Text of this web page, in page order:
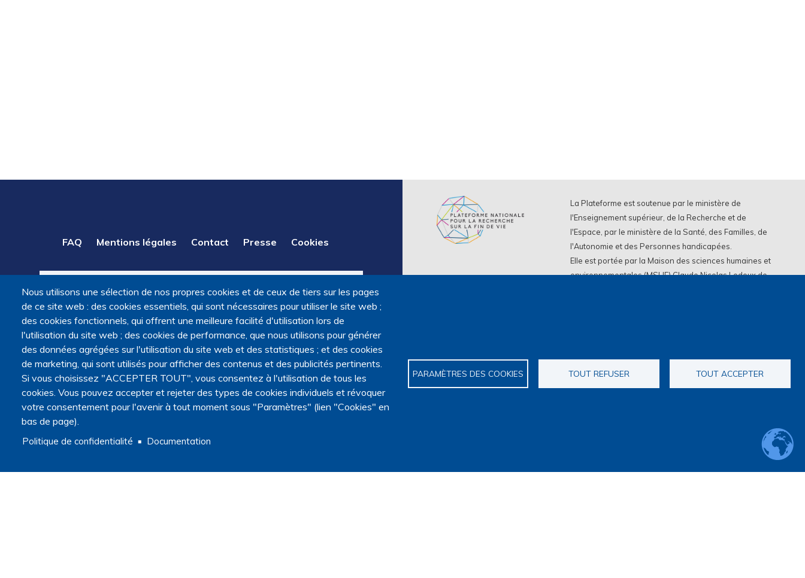
PAGE
FAQ Mentions légales Contact Presse Cookies
Nous utilisons une sélection de nos propres cookies et de ceux de tiers sur les pages
de ce site web : des cookies essentiels, qui sont nécessaires pour utiliser le site web ;
des cookies fonctionnels, qui offrent une meilleure facilité d'utilisation lors de
l'utilisation du site web ; des cookies de performance, que nous utilisons pour générer
des données agrégées sur l'utilisation du site web et des statistiques ; et des cookies
de marketing, qui sont utilisés pour afficher des contenus et des publicités pertinents.
Si vous choisissez "ACCEPTER TOUT", vous consentez à l'utilisation de tous les
cookies. Vous pouvez accepter et rejeter des types de cookies individuels et révoquer
votre consentement pour l'avenir à tout moment sous "Paramètres" (lien "Cookies" en
bas de page).
Politique de confidentialité Documentation
PARAMÈTRES DES COOKIES TOUT REFUSER TOUT ACCEPTER
La Plateforme est soutenue par le ministère de
l'Enseignement supérieur, de la Recherche et de
l'Espace, par le ministère de la Santé, des Familles, de
l'Autonomie et des Personnes handicapées.
Elle est portée par la Maison des sciences humaines et
environnementales (MSHE) Claude Nicolas Ledoux de